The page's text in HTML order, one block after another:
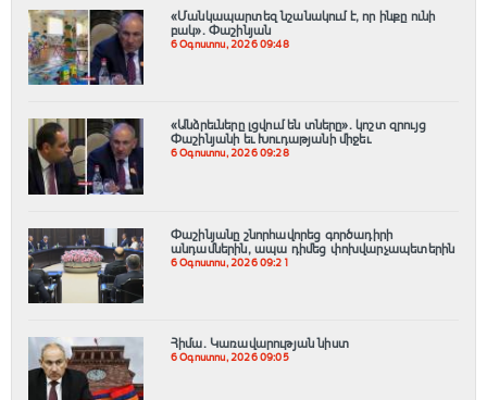
«Մանկապարտեզ նշանակում է, որ ինքը ունի
բակ». Փաշինյան
6 Օգոստոս, 2026 09:48
«Անձրեւները լցվում են տները». կոշտ զրույց
Փաշինյանի եւ Խուդաթյանի միջեւ
6 Օգոստոս, 2026 09:28
Փաշինյանը շնորհավորեց գործադիրի
անդամներին, ապա դիմեց փոխվարչապետերին
6 Օգոստոս, 2026 09:21
Հիմա. Կառավարության նիստ
6 Օգոստոս, 2026 09:05